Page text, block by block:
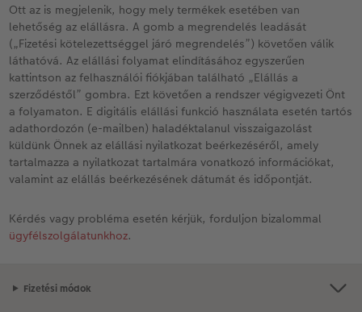
Kids CEWE FOTÓKÖNYV
Art Collection CEWE FOTÓKÖNYV
Kiegészítők
CEWE myPhotos
Prémium poszter
Art Prints
Fotókidolgozás normál
Fényképtároló dobozok
Fotómatrica
Habkarton
Esküvői köszöntő tábla
Poszterléc
Hexxas
Többrészes fali dekoráció
Iskolaszer és irodaszer
Fényképes ajándékdobozok
Textíliák
Art Prints
CEWE FOTÓKÖNYV Kids
Hogyan készíts jobb képeket a
Híreink
CEWE sztorik
Egyedi ajándékötletek
Utazás
Ott az is megjelenik, hogy mely termékek esetében van
lehetőség az elállásra. A gomb a megrendelés leadását
(„Fizetési kötelezettséggel járó megrendelés”) követően válik
láthatóvá. Az elállási folyamat elindításához egyszerűen
kattintson az felhasználói fiókjában található „Elállás a
szerződéstől” gombra. Ezt követően a rendszer végigvezeti Önt
a folyamaton. E digitális elállási funkció használata esetén tartós
adathordozón (e-mailben) haladéktalanul visszaigazolást
küldünk Önnek az elállási nyilatkozat beérkezéséről, amely
tartalmazza a nyilatkozat tartalmára vonatkozó információkat,
valamint az elállás beérkezésének dátumát és időpontját.
Kérdés vagy probléma esetén kérjük, forduljon bizalommal
ügyfélszolgálatunkhoz.
Fizetési módok